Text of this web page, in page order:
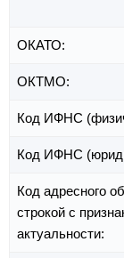
ОКАТО:
ОКТМО:
Код ИФНС
Код ИФНС
Код адресного
строкой с
актуальности: